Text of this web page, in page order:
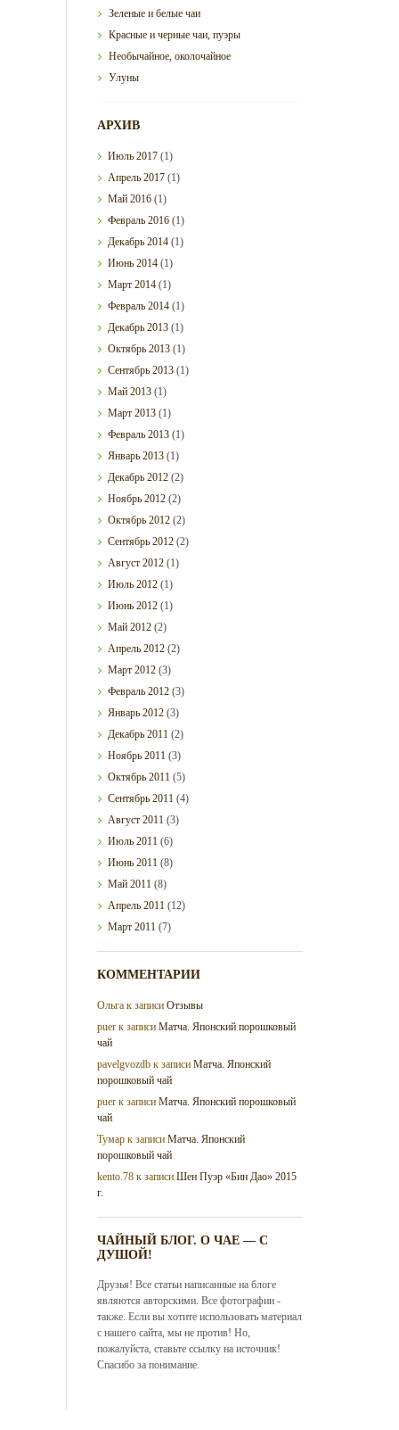
Зеленые и белые чаи
Красные и черные чаи, пуэры
Необычайное, околочайное
Улуны
АРХИВ
Июль2017 (1)
Апрель2017 (1)
Май2016 (1)
Февраль2016 (1)
Декабрь2014 (1)
Июнь2014 (1)
Март2014 (1)
Февраль2014 (1)
Декабрь2013 (1)
Октябрь2013 (1)
Сентябрь2013 (1)
Май2013 (1)
Март2013 (1)
Февраль2013 (1)
Январь2013 (1)
Декабрь2012 (2)
Ноябрь2012 (2)
Октябрь2012 (2)
Сентябрь2012 (2)
Август2012 (1)
Июль2012 (1)
Июнь2012 (1)
Май2012 (2)
Апрель2012 (2)
Март2012 (3)
Февраль2012 (3)
Январь2012 (3)
Декабрь2011 (2)
Ноябрь2011 (3)
Октябрь2011 (5)
Сентябрь2011 (4)
Август2011 (3)
Июль2011 (6)
Июнь2011 (8)
Май2011 (8)
Апрель2011 (12)
Март2011 (7)
КОММЕНТАРИИ
Ольга к записиОтзывы
puer к записиМатча. Японский порошковый
чай
pavelgvozdb к записиМатча. Японский
порошковый чай
puer к записиМатча. Японский порошковый
чай
Тумар к записиМатча. Японский
порошковый чай
kento.78 к записиШен Пуэр «Бин Дао» 2015
г.
ЧАЙНЫЙ БЛОГ. О ЧАЕ — С
ДУШОЙ!
Друзья! Все статьи написанные на блоге
являются авторскими. Все фотографии -
также. Если вы хотите использовать материал
с нашего сайта, мы не против! Но,
пожалуйста, ставьте ссылку на источник!
Спасибо за понимание.